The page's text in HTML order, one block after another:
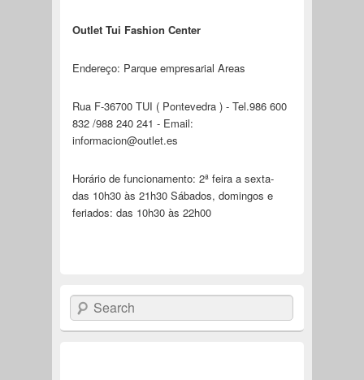
Outlet Tui Fashion Center
Endereço: Parque empresarial Areas
Rua F-36700 TUI ( Pontevedra ) - Tel.986 600
832 /988 240 241 - Email:
informacion@outlet.es
Horário de funcionamento: 2ª feira a sexta-
das 10h30 às 21h30 Sábados, domingos e
feriados: das 10h30 às 22h00
Search